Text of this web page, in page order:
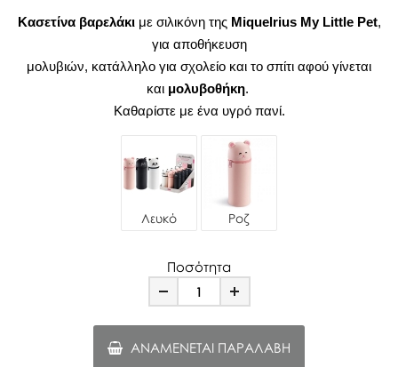
Κασετίνα βαρελάκιμε σιλικόνη της Miquelrius My Little Pet,
για αποθήκευση
μολυβιών, κατάλληλο για σχολείο και το σπίτι αφού γίνεται
και μολυβοθήκη.
Καθαρίστε με ένα υγρό πανί.
Λευκό Ροζ
Ποσότητα
Minus Plus
ΑΝΑΜΈΝΕΤΑΙ ΠΑΡΑΛΑΒΉ